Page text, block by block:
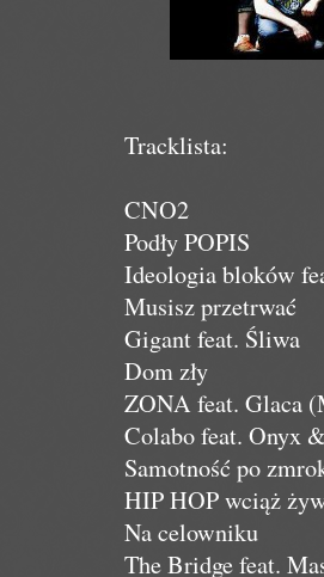
Tracklista:
CNO2
Podły POPIS
Ideologia bloków
Musisz przetrwać
Gigant feat. Śliwa
Dom zły
ZONA feat. Glaca
Colabo feat. Onyx
Samotność po
HIP HOP wciąż
Na celowniku
The Bridge feat.